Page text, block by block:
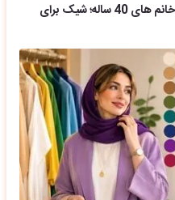
ایده آل ترین رنگ های رژ لب مناسب خانم های 40 ساله؛ شیک برای